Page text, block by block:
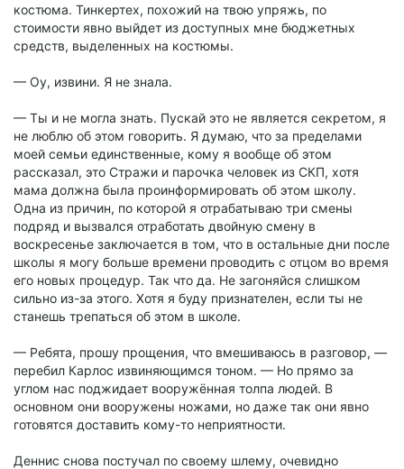
костюма. Тинкертех, похожий на твою упряжь, по
стоимости явно выйдет из доступных мне бюджетных
средств, выделенных на костюмы.
— Оу, извини. Я не знала.
— Ты и не могла знать. Пускай это не является секретом, я
не люблю об этом говорить. Я думаю, что за пределами
моей семьи единственные, кому я вообще об этом
рассказал, это Стражи и парочка человек из СКП, хотя
мама должна была проинформировать об этом школу.
Одна из причин, по которой я отрабатываю три смены
подряд и вызвался отработать двойную смену в
воскресенье заключается в том, что в остальные дни после
школы я могу больше времени проводить с отцом во время
его новых процедур. Так что да. Не загоняйся слишком
сильно из-за этого. Хотя я буду признателен, если ты не
станешь трепаться об этом в школе.
— Ребята, прошу прощения, что вмешиваюсь в разговор, —
перебил Карлос извиняющимся тоном. — Но прямо за
углом нас поджидает вооружённая толпа людей. В
основном они вооружены ножами, но даже так они явно
готовятся доставить кому-то неприятности.
Деннис снова постучал по своему шлему, очевидно